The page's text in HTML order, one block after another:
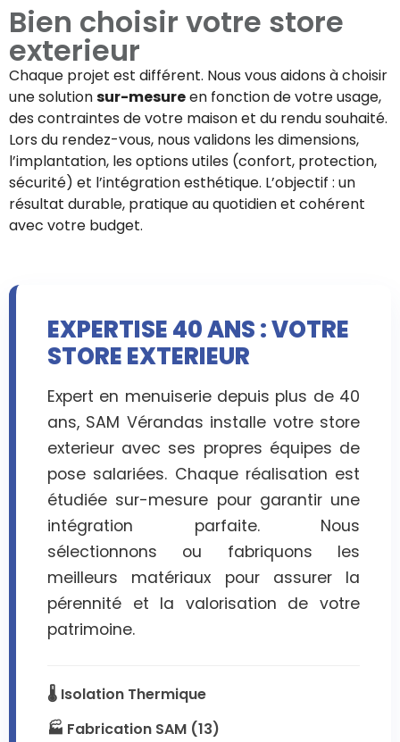
Bien choisir votre store
exterieur
Chaque projet est différent. Nous vous aidons à choisir
une solutionsur-mesureen fonction de votre usage,
des contraintes de votre maison et du rendu souhaité.
Lors du rendez-vous, nous validons les dimensions,
l’implantation, les options utiles (confort, protection,
sécurité) et l’intégration esthétique. L’objectif : un
résultat durable, pratique au quotidien et cohérent
avec votre budget.
EXPERTISE 40 ANS : VOTRE
STORE EXTERIEUR
Expert en menuiserie depuis plus de 40
ans, SAM Vérandas installe votre store
exterieur avec ses propres équipes de
pose salariées. Chaque réalisation est
étudiée sur-mesure pour garantir une
intégration parfaite. Nous
sélectionnons ou fabriquons les
meilleurs matériaux pour assurer la
pérennité et la valorisation de votre
patrimoine.
🌡️ Isolation Thermique
🏭 Fabrication SAM (13)